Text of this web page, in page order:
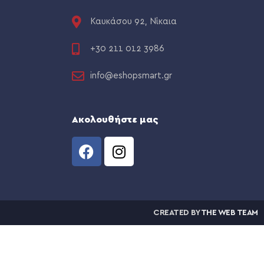
Καυκάσου 92, Νίκαια
+30 211 012 3986
info@eshopsmart.gr
Ακολουθήστε μας
CREATED BYTHE WEB TEAM